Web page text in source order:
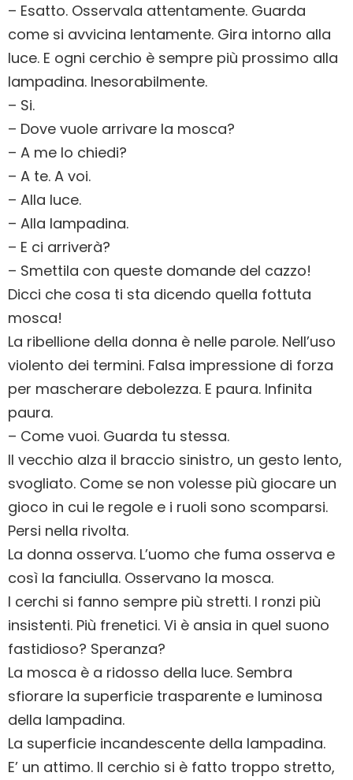
– Esatto. Osservala attentamente. Guarda
come si avvicina lentamente. Gira intorno alla
luce. E ogni cerchio è sempre più prossimo alla
lampadina. Inesorabilmente.
– Si.
– Dove vuole arrivare la mosca?
– A me lo chiedi?
– A te. A voi.
– Alla luce.
– Alla lampadina.
– E ci arriverà?
– Smettila con queste domande del cazzo!
Dicci che cosa ti sta dicendo quella fottuta
mosca!
La ribellione della donna è nelle parole. Nell’uso
violento dei termini. Falsa impressione di forza
per mascherare debolezza. E paura. Infinita
paura.
– Come vuoi. Guarda tu stessa.
Il vecchio alza il braccio sinistro, un gesto lento,
svogliato. Come se non volesse più giocare un
gioco in cui le regole e i ruoli sono scomparsi.
Persi nella rivolta.
La donna osserva. L’uomo che fuma osserva e
così la fanciulla. Osservano la mosca.
I cerchi si fanno sempre più stretti. I ronzi più
insistenti. Più frenetici. Vi è ansia in quel suono
fastidioso? Speranza?
La mosca è a ridosso della luce. Sembra
sfiorare la superficie trasparente e luminosa
della lampadina.
La superficie incandescente della lampadina.
E’ un attimo. Il cerchio si è fatto troppo stretto,